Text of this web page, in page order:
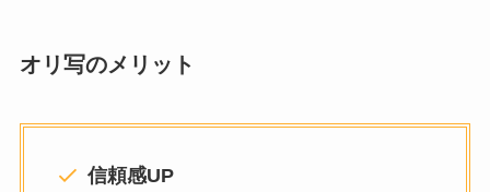
オリ写のメリット
信頼感UP